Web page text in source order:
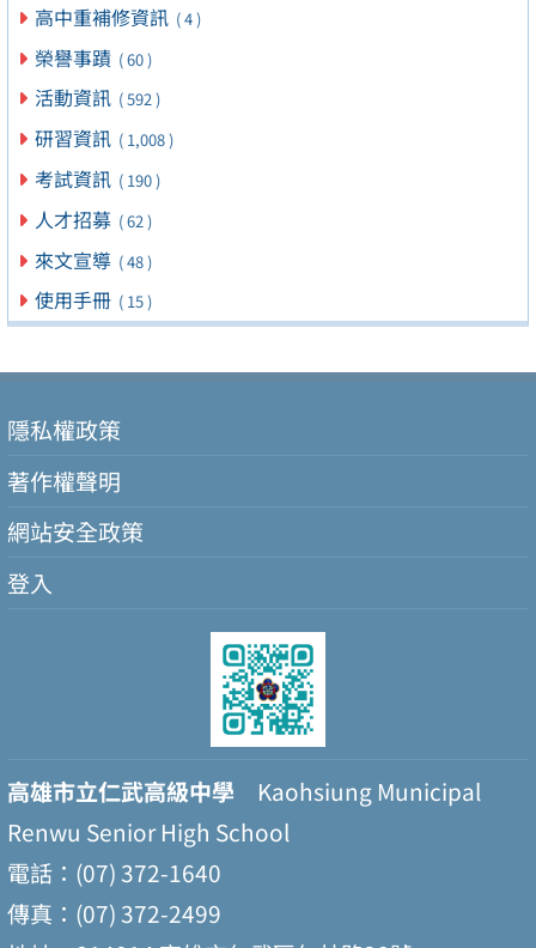
高中重補修資訊 ( 4 )
榮譽事蹟 ( 60 )
活動資訊 ( 592 )
研習資訊 ( 1,008 )
考試資訊 ( 190 )
人才招募 ( 62 )
來文宣導 ( 48 )
使用手冊 ( 15 )
隱私權政策
著作權聲明
網站安全政策
登入
高雄市立仁武高級中學 Kaohsiung Municipal
Renwu Senior High School
電話：(07) 372-1640
傳真：(07) 372-2499